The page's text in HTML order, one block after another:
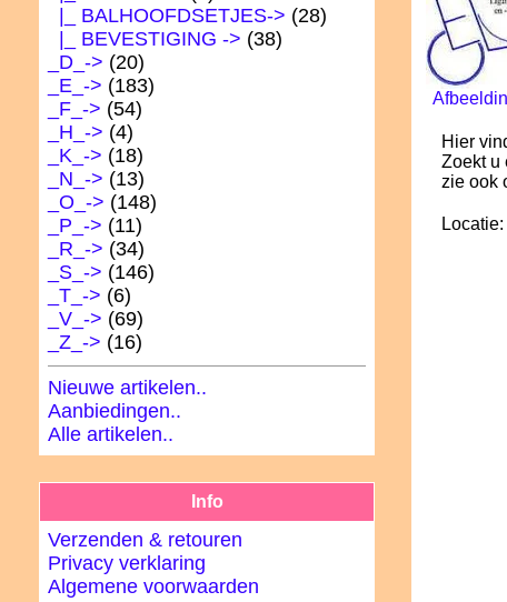
|_ BALHOOFDSETJES-> (28)
|_ BEVESTIGING -> (38)
_D_-> (20)
_E_-> (183)
_F_-> (54)
_H_-> (4)
_K_-> (18)
_N_-> (13)
_O_-> (148)
_P_-> (11)
_R_-> (34)
_S_-> (146)
_T_-> (6)
_V_-> (69)
_Z_-> (16)
Nieuwe artikelen..
Aanbiedingen..
Alle artikelen..
Info
Verzenden & retouren
Privacy verklaring
Algemene voorwaarden
Hier
Zoekt u
zie ook
Locatie: